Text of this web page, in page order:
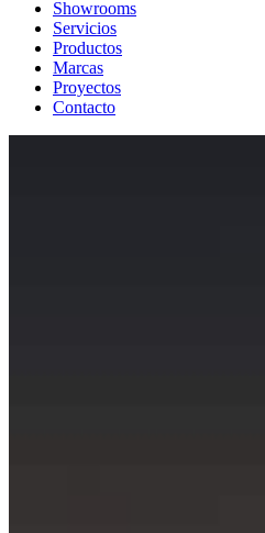
Showrooms
Servicios
Productos
Marcas
Proyectos
Contacto